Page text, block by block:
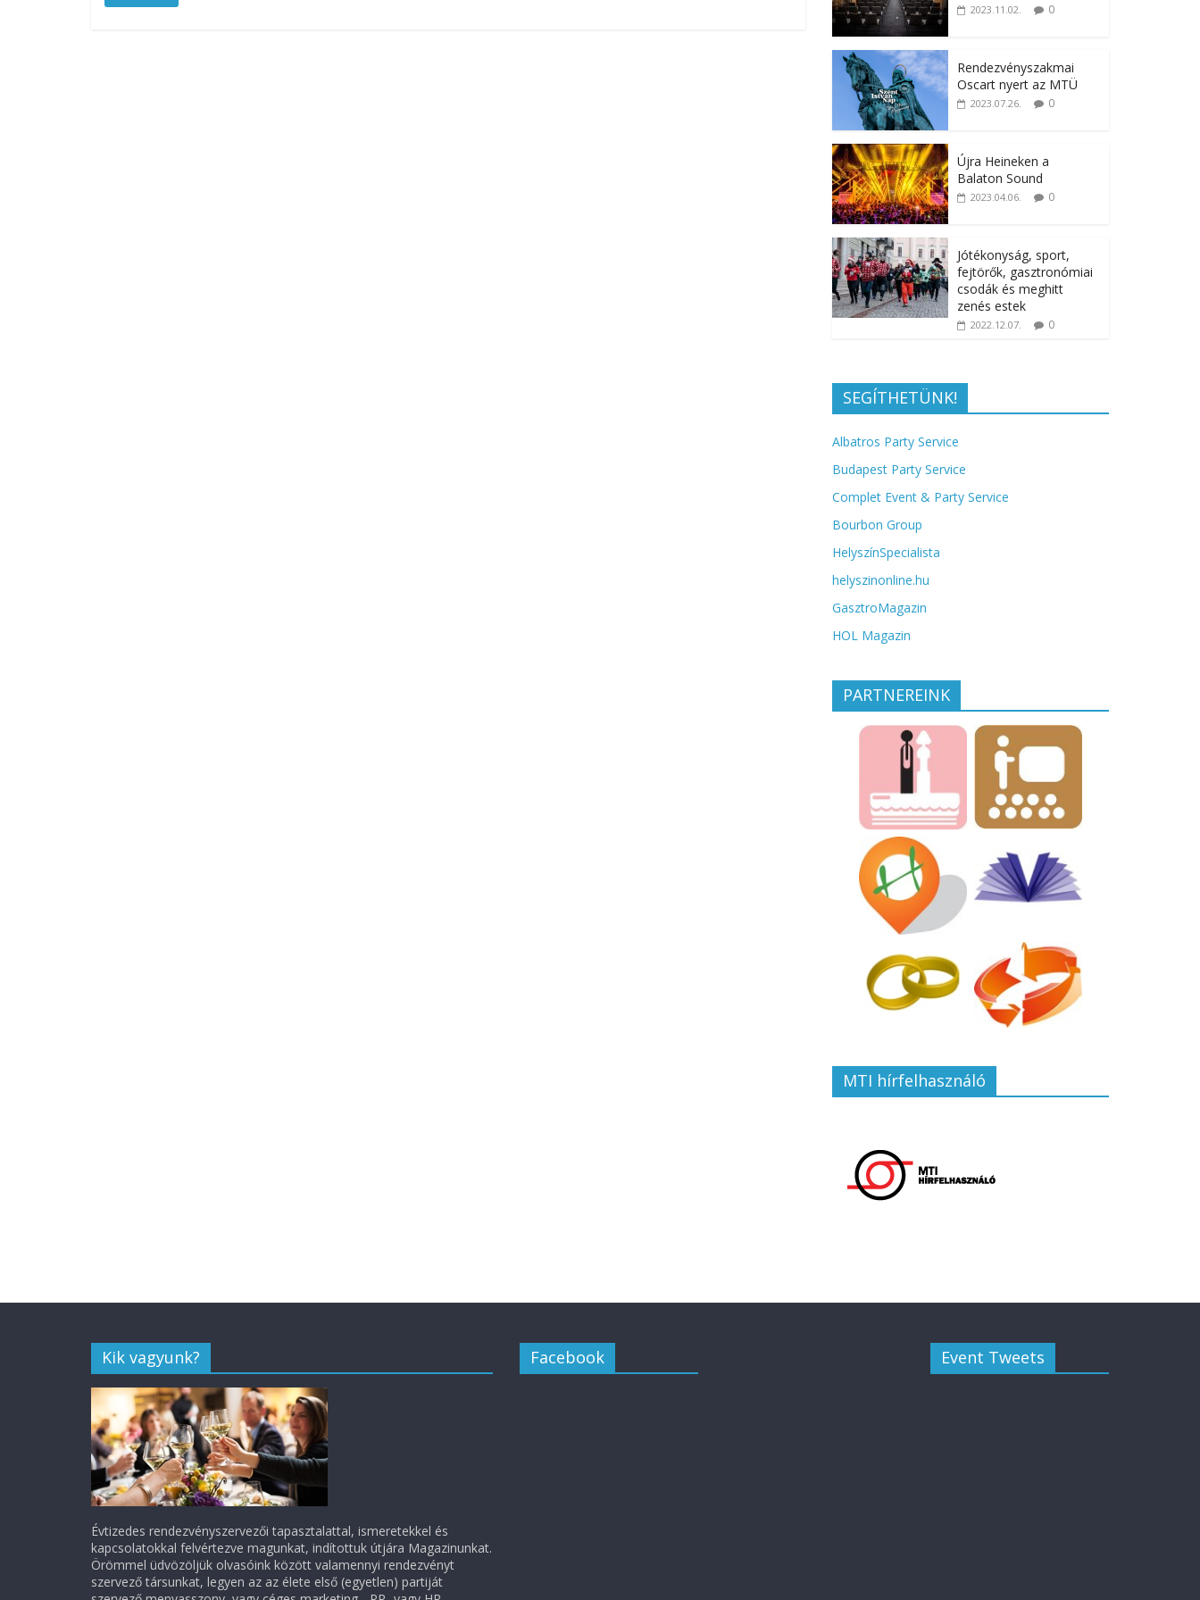
2023.11.02. 0
Rendezvényszakmai
Oscart nyert az MTÜ
2023.07.26. 0
Újra Heineken a
Balaton Sound
2023.04.06. 0
Jótékonyság, sport,
fejtörők, gasztronómiai
csodák és meghitt
zenés estek
2022.12.07. 0
SEGÍTHETÜNK!
Albatros Party Service
Budapest Party Service
Complet Event & Party Service
Bourbon Group
HelyszínSpecialista
helyszinonline.hu
GasztroMagazin
HOL Magazin
PARTNEREINK
MTI hírfelhasználó
Kik vagyunk?
Évtizedes rendezvényszervezői tapasztalattal, ismeretekkel és
kapcsolatokkal felvértezve magunkat, indítottuk útjára Magazinunkat.
Örömmel üdvözöljük olvasóink között valamennyi rendezvényt
szervező társunkat, legyen az az élete első (egyetlen) partiját
Facebook Event Tweets